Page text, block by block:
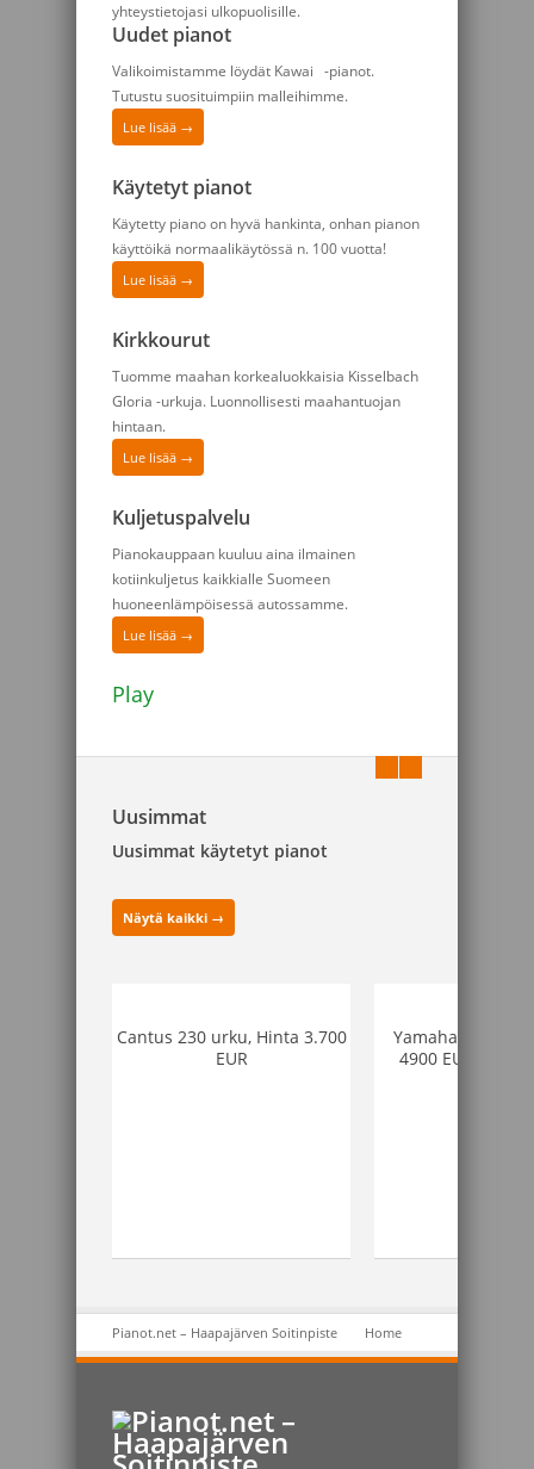
yhteystietojasi ulkopuolisille.
Uudet pianot
Valikoimistamme löydät Kawai -pianot.
Tutustu suosituimpiin malleihimme.
Lue lisää →
Käytetyt pianot
Käytetty piano on hyvä hankinta, onhan pianon
käyttöikä normaalikäytössä n. 100 vuotta!
Lue lisää →
Kirkkourut
Tuomme maahan korkealuokkaisia Kisselbach
Gloria -urkuja. Luonnollisesti maahantuojan
hintaan.
Lue lisää →
Kuljetuspalvelu
Pianokauppaan kuuluu aina ilmainen
kotiinkuljetus kaikkialle Suomeen
huoneenlämpöisessä autossamme.
Lue lisää →
Play
Uusimmat
Uusimmat käytetyt pianot
Näytä kaikki →
Cantus 230 urku, Hinta 3.700
EUR
Yamaha G2
4900 EUR tai
Pianot.net – Haapajärven Soitinpiste Home